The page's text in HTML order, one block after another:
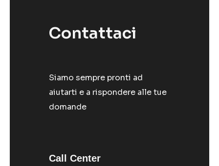
Contattaci
Siamo sempre pronti ad
aiutarti e a rispondere alle tue
domande
Call Center